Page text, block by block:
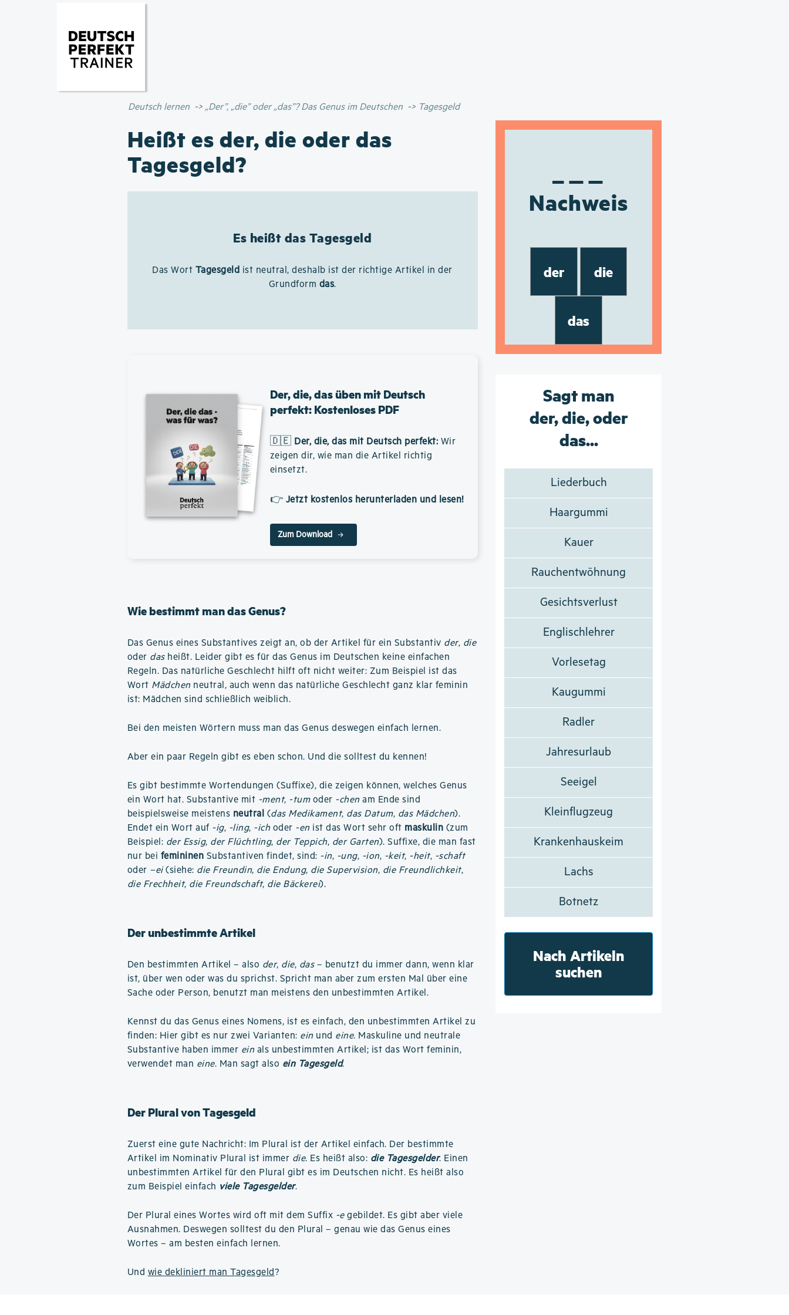
Deutsch lernen „Der”, „die” oder „das”? Das Genus im Deutschen Tagesgeld
Heißt es der, die oder das
Tagesgeld?
Es heißt das Tagesgeld
Das Wort Tagesgeld ist neutral, deshalb ist der richtige Artikel in der
Grundform das.
Der, die, das üben mit Deutsch
perfekt: Kostenloses PDF
🇩🇪 Der, die, das mit Deutsch perfekt: Wir
zeigen dir, wie man die Artikel richtig
einsetzt.
👉 Jetzt kostenlos herunterladen und lesen!
Zum Download
Wie bestimmt man das Genus?
Das Genus eines Substantives zeigt an, ob der Artikel für ein Substantiv der, die
oder dasheißt. Leider gibt es für das Genus im Deutschen keine einfachen
Regeln. Das natürliche Geschlecht hilft oft nicht weiter: Zum Beispiel ist das
Wort Mädchen neutral, auch wenn das natürliche Geschlecht ganz klar feminin
ist: Mädchen sind schließlich weiblich.
Bei den meisten Wörtern muss man das Genus deswegen einfach lernen.
Aber ein paar Regeln gibt es eben schon. Und die solltest du kennen!
Es gibt bestimmte Wortendungen (Suffixe), die zeigen können, welches Genus
ein Wort hat. Substantive mit -ment, -tumoder -chen am Ende sind
beispielsweise meistens neutral (das Medikament, das Datum, das Mädchen).
Endet ein Wort auf -ig, -ling, -ich oder -en ist das Wort sehr oft maskulin (zum
Beispiel: der Essig, der Flüchtling, der Teppich, der Garten). Suffixe, die man fast
nur bei femininen Substantiven findet, sind: -in, -ung, -ion, -keit, -heit, -schaft
oder –ei(siehe: die Freundin, die Endung, die Supervision, die Freundlichkeit,
die Frechheit, die Freundschaft, die Bäckerei).
Der unbestimmte Artikel
Den bestimmten Artikel – also der, die, das– benutzt du immer dann, wenn klar
ist, über wen oder was du sprichst. Spricht man aber zum ersten Mal über eine
Sache oder Person, benutzt man meistens den unbestimmten Artikel.
Kennst du das Genus eines Nomens, ist es einfach, den unbestimmten Artikel zu
finden: Hier gibt es nur zwei Varianten: ein und eine. Maskuline und neutrale
Substantive haben immer ein als unbestimmten Artikel; ist das Wort feminin,
verwendet man eine. Man sagt also ein Tagesgeld.
Der Plural von Tagesgeld
Zuerst eine gute Nachricht: Im Plural ist der Artikel einfach. Der bestimmte
Artikel im Nominativ Plural ist immer die. Es heißt also: die Tagesgelder. Einen
unbestimmten Artikel für den Plural gibt es im Deutschen nicht. Es heißt also
zum Beispiel einfach viele Tagesgelder.
Der Plural eines Wortes wird oft mit dem Suffix -egebildet. Es gibt aber viele
Ausnahmen. Deswegen solltest du den Plural – genau wie das Genus eines
Wortes – am besten einfach lernen.
Und wie dekliniert man Tagesgeld?
Nachweis
der die
das
Sagt man
der, die, oder
das...
Liederbuch
Haargummi
Kauer
Rauchentwöhnung
Gesichtsverlust
Englischlehrer
Vorlesetag
Kaugummi
Radler
Jahresurlaub
Seeigel
Kleinflugzeug
Krankenhauskeim
Lachs
Botnetz
Nach Artikeln
suchen